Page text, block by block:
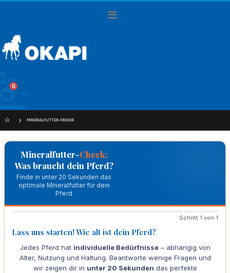
Navigation
Warenkorb
0Artikel
Warenkorb
MINERALFUTTER-FINDER
Mineralfutter-Check:
Was braucht dein Pferd?
Finde in unter 20 Sekunden das
optimale Mineralfutter für dein
Pferd
Schritt 1 von 1
Lass uns starten! Wie alt ist dein Pferd?
Jedes Pferd hat individuelle Bedürfnisse– abhängig von
Alter, Nutzung und Haltung. Beantworte wenige Fragen und
wir zeigen dir in unter 20 Sekunden das perfekte